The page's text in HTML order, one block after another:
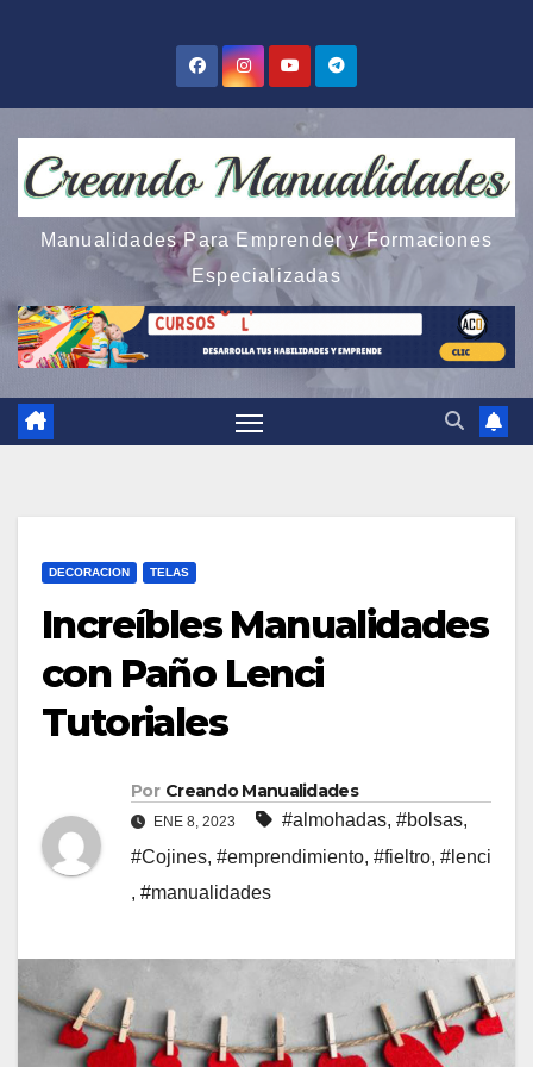
Manualidades Para Emprender y Formaciones
Especializadas
DECORACION TELAS
Increíbles Manualidades
con Paño Lenci
Tutoriales
Por Creando Manualidades
ENE 8, 2023 #almohadas, #bolsas,
#Cojines, #emprendimiento, #fieltro, #lenci
, #manualidades